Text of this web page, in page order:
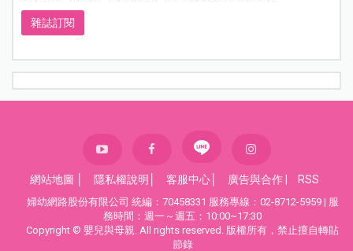
雜誌訂閱
網站地圖 隱私權說明 客服中心 廣告與合作| RSS
婦幼網路股份有限公司 統編：70458331 服務專線：02-8712-5959 | 服
務時間：週一～週五：10:00~17:30
Copyright © 嬰兒與母親. All rights reserved. 版權所有，禁止擅自轉貼
節錄